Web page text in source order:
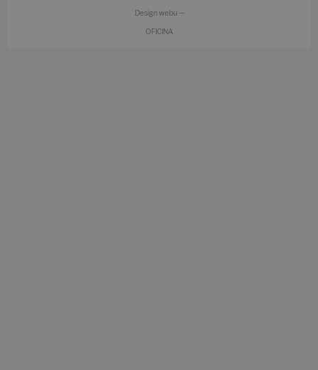
Design webu —
OFICINA